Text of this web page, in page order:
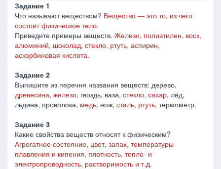
Задание 1
Что называют веществом? Вещество ― это то, из чего
состоит физическое тело.
Приведите примеры веществ. Железо, полиэтилен, воск,
алюминий, шоколад, стекло, ртуть, аспирин,
аскорбиновая кислота.
Задание 2
Выпишите из перечня названия веществ: дерево,
древесина, железо, гвоздь, ваза, стекло, сахар, лёд,
льдина, проволока, медь, нож, сталь, ртуть, термометр.
Задание 3
Какие свойства веществ относят к физическим?
Агрегатное состояние, цвет, запах, температуры
плавления и кипения, плотность, тепло- и
электропроводность, растворимость и т.д.